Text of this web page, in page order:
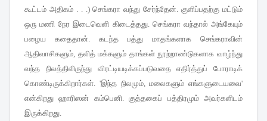
கூட்டம் அதிகம் . . .)செங்கரா வந்து சேர்ந்தேன் .குளிப்பதற்கு மட்டும்
ஒரு மணி நேர இடைவெளி கிடைத்தது. செங்கரா வந்தால் அங்கேயும்
பழைய கதைதான்
கடந்த பத்து மாதங்களாக செங்கராவின்
ஆதிவாசிகளும் தலித் மக்களும் தாங்கள் நூற்றாண்டுகளாக வாழ்ந்து
வந்த நிலத்திலிருந்து விரட்டியடிக்கப்படுவதை எதிர்த்துப் போராடிக்
கொண்டிருக்கிறார்கள்
'இந்த நிலமும்,மலைகளும் எங்களுடையவை'
என்கிறது ஹாரிஸன் கம்பெனி .குத்தகைப் பத்திரமும் அவர்களிடம்
இருக்கிறது